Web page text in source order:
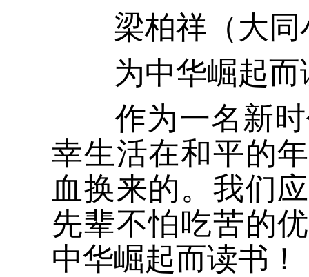
梁柏祥（大同
为中华崛起而
作为一名新时
幸生活在和平的
血换来的。我们
先辈不怕吃苦的
中华崛起而读书！